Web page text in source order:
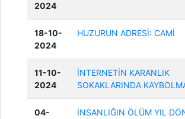
2024
18-10-
2024
HUZURUN ADRESİ: CAMİ
11-10-
2024
İNTERNETİN KARANLIK
SOKAKLARINDA
04-
İNSANLIĞIN ÖLÜM YIL